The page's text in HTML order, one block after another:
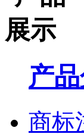
产
商标